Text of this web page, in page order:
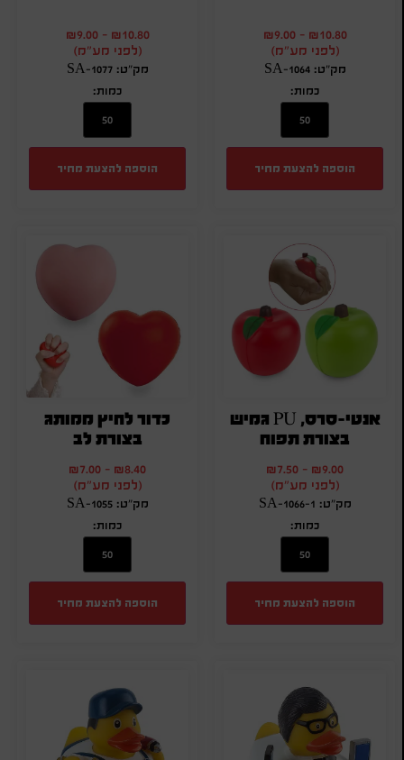
₪10.80
-
₪9.00
(לפני מע"מ)
מק"ט: SA-1064
כמות:
הוספה להצעת מחיר
₪10.80
-
₪9.00
(לפני מע"מ)
מק"ט: SA-1077
כמות:
הוספה להצעת מחיר
אנטי-סרס, PU גמיש
בצורת תפוח
₪9.00
-
₪7.50
(לפני מע"מ)
מק"ט: SA-1066-1
כמות:
הוספה להצעת מחיר
כדור לחיץ ממותג
בצורת לב
₪8.40
-
₪7.00
(לפני מע"מ)
מק"ט: SA-1055
כמות:
הוספה להצעת מחיר